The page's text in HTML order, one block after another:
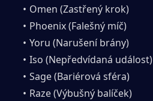
Omen (Zastřený krok)
Phoenix (Falešný míč)
Yoru (Narušení brány)
Iso (Nepředvídaná událost)
Sage (Bariérová sféra)
Raze (Výbušný balíček)